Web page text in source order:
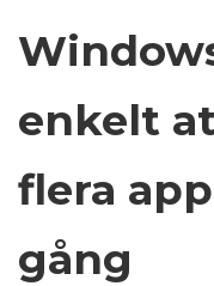
enkelt
flera
gång